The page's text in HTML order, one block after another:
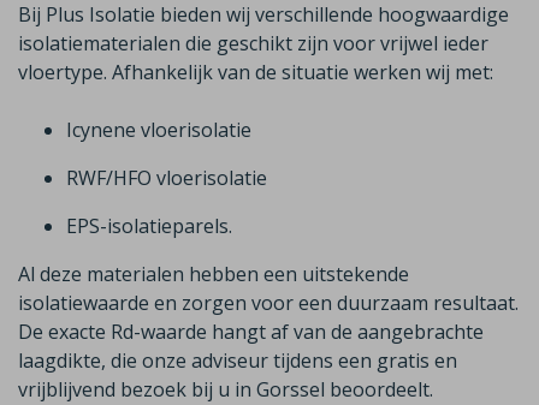
Bij Plus Isolatie bieden wij verschillende hoogwaardige
isolatiematerialen die geschikt zijn voor vrijwel ieder
vloertype. Afhankelijk van de situatie werken wij met:
Icynene vloerisolatie
RWF/HFO vloerisolatie
EPS-isolatieparels.
Al deze materialen hebben een uitstekende
isolatiewaarde en zorgen voor een duurzaam resultaat.
De exacte Rd-waarde hangt af van de aangebrachte
laagdikte, die onze adviseur tijdens een gratis en
vrijblijvend bezoek bij u in Gorssel beoordeelt.